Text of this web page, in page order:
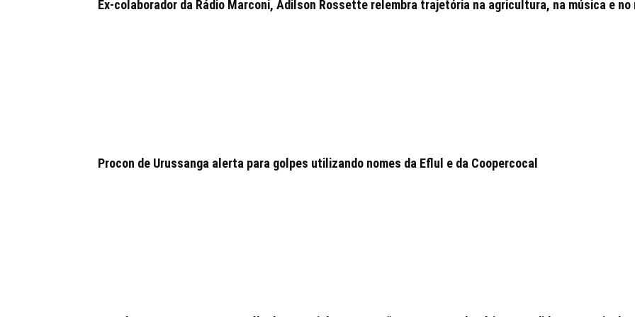
Ex-colaborador da Rádio Marconi, Adilson Rossette relembra trajetória na agricultura, na música e no
Procon de Urussanga alerta para golpes utilizando nomes da Eflul e da Coopercocal